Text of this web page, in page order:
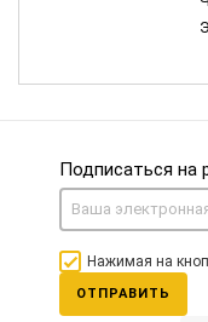
Подписаться на
Нажимая на
ОТПРАВИТЬ